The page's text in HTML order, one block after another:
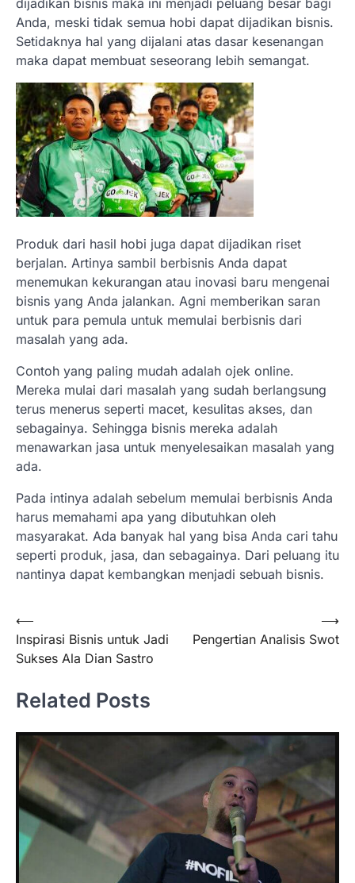
dijadikan bisnis maka ini menjadi peluang besar bagi
Anda, meski tidak semua hobi dapat dijadikan bisnis.
Setidaknya hal yang dijalani atas dasar kesenangan
maka dapat membuat seseorang lebih semangat.
Produk dari hasil hobi juga dapat dijadikan riset
berjalan. Artinya sambil berbisnis Anda dapat
menemukan kekurangan atau inovasi baru mengenai
bisnis yang Anda jalankan. Agni memberikan saran
untuk para pemula untuk memulai berbisnis dari
masalah yang ada.
Contoh yang paling mudah adalah ojek online.
Mereka mulai dari masalah yang sudah berlangsung
terus menerus seperti macet, kesulitas akses, dan
sebagainya. Sehingga bisnis mereka adalah
menawarkan jasa untuk menyelesaikan masalah yang
ada.
Pada intinya adalah sebelum memulai berbisnis Anda
harus memahami apa yang dibutuhkan oleh
masyarakat. Ada banyak hal yang bisa Anda cari tahu
seperti produk, jasa, dan sebagainya. Dari peluang itu
nantinya dapat kembangkan menjadi sebuah bisnis.
Navigasi
pos
⟵
Inspirasi Bisnis untuk Jadi
Sukses Ala Dian Sastro
Pengertian Analisis Swot
⟶
Related Posts